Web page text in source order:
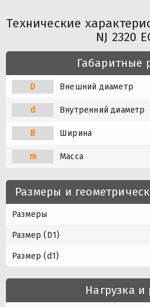
Технические
NJ 2320
Габаритные
D Внешний диаметр
d Внутренний диаметр
B Ширина
m Масса
Размеры и
Размеры
Размер (D1)
Размер (d1)
Нагрузка и